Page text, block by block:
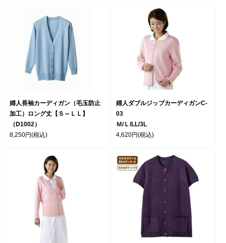
婦人長袖カーディガン（毛玉防止
加工）ロング丈【Ｓ～ＬＬ】
（D1002）
8,250円(税込)
婦人ダブルジップカーディガンC-
03
Ｍ/Ｌ/LL/3L
4,620円(税込)